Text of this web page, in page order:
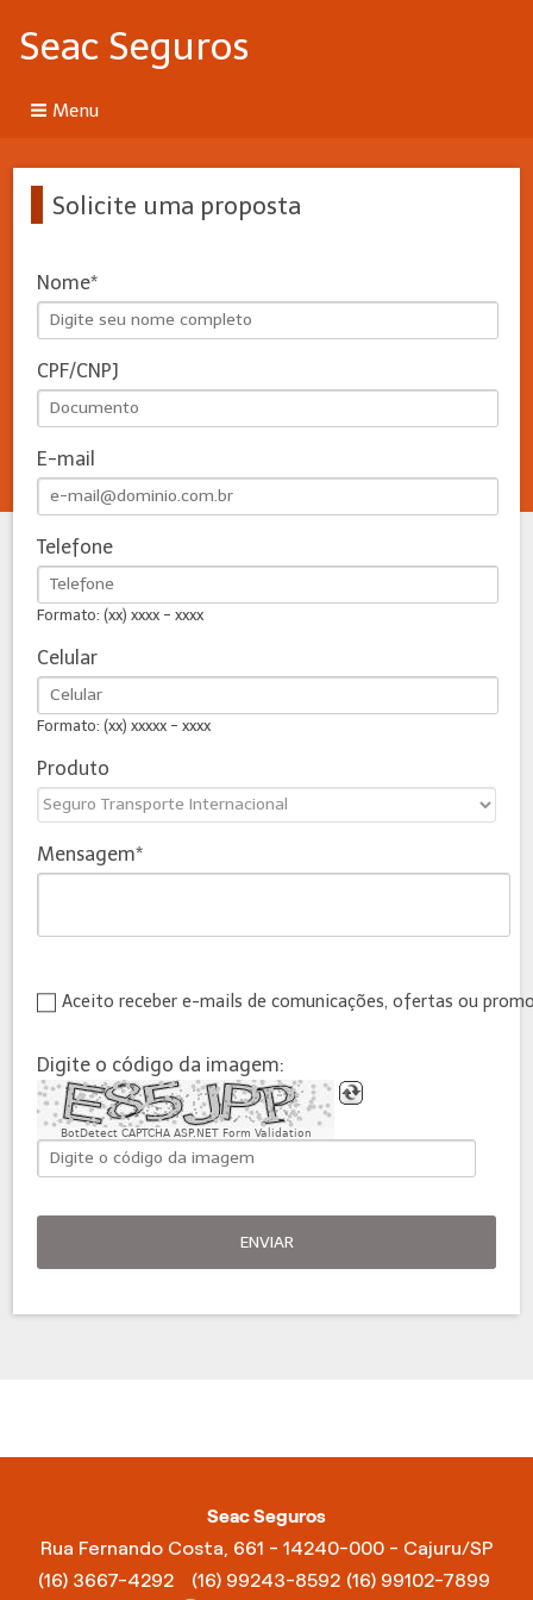
Seac Seguros
Menu
Solicite uma proposta
Nome
CPF/CNPJ
E-mail
Telefone
Formato: (xx) xxxx - xxxx
Celular
Formato: (xx) xxxxx - xxxx
Produto
Mensagem
Aceito receber e-mails de comunicações, ofertas ou
Digite o código da imagem:
BotDetect CAPTCHA ASP.NET Form Validation
ENVIAR
Seac Seguros
Rua Fernando Costa, 661 - 14240-000 - Cajuru/SP
(16) 3667-4292
(16) 99243-8592 (16) 99102-7899